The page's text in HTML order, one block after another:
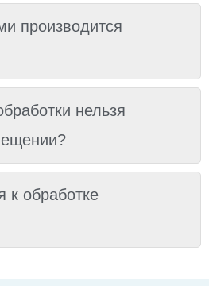
производится
нельзя
к обработке